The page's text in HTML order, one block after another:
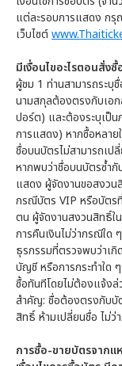
แต่ละรอบการแสดง กรุ
เว็บไซต์
มีเงื่อนไขอะไรตอนสั่ง
ผู้ชม 1 ท่านสามารถระบุ
นามสกุลต้องตรงกับเอ
ปอร์ต) และต้องระบุเป็
การแสดง) หากซื้อหลา
ชื่อบนบัตรไม่สามารถเป
หากพบว่าชื่อบนบัตรซ้ำกั
แสดง ผู้จัดงานขอสงวน
กรณีบัตร VIP หรือบัตร
ตน ผู้จัดงานสงวนสิทธิ์ใ
การคืนเงินไม่ว่ากรณีใด ๆ
ธุรกรรมที่ตรวจพบว่าเ
บัญชี หรือการกระทำใด
ซื้อทันทีโดยไม่ต้องแจ้งล่
สำคัญ: ชื่อต้องตรงกับบั
สิทธิ์ ห้ามเปลี่ยนชื่อ ไม่ว่
การซื้อ-ขายบัตรจาก